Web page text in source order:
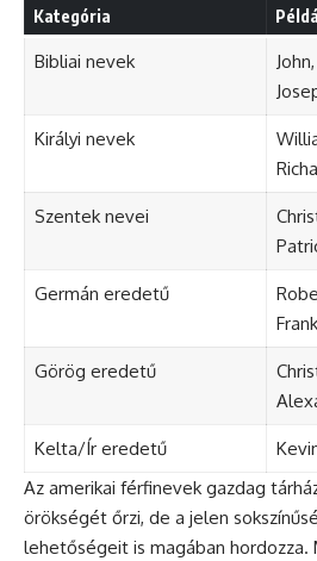
Kategória
Bibliai nevek
Királyi nevek
Szentek nevei
Germán eredetű
Frank
Görög eredetű
Kelta/Ír eredetű
Az amerikai férfinevek gazdag
örökségét őrzi, de a jelen
lehetőségeit is magában hordozza.